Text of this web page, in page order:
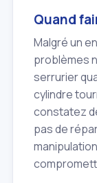
Quand
Malgré un
problèmes
serrurier
cylindre
constatez
pas de